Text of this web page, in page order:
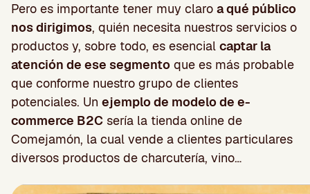
Pero es importante tener muy claro a qué público
nos dirigimos, quién necesita nuestros servicios o
productos y, sobre todo, es esencial captar la
atención de ese segmento que es más probable
que conforme nuestro grupo de clientes
potenciales. Un ejemplo de modelo de e-
commerce B2C sería la tienda online de
Comejamón, la cual vende a clientes particulares
diversos productos de charcutería, vino…